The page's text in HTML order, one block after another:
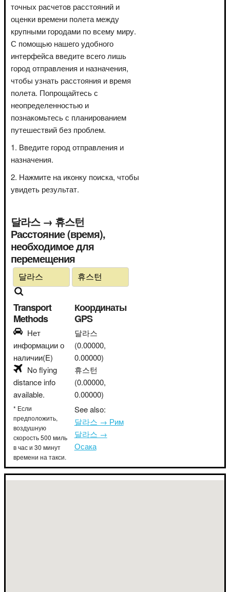
точных расчетов расстояний и
оценки времени полета между
крупными городами по всему миру.
С помощью нашего удобного
интерфейса введите всего лишь
город отправления и назначения,
чтобы узнать расстояния и время
полета. Попрощайтесь с
неопределенностью и
познакомьтесь с планированием
путешествий без проблем.
Введите город отправления и
назначения.
Нажмите на иконку поиска, чтобы
увидеть результат.
달라스 → 휴스턴
Расстояние (время),
необходимое для
перемещения
Transport
Methods
Нет
информации о
наличии(E)
No flying
distance info
available.
* Если
предположить,
воздушную
скорость 500 миль
в час и 30 минут
времени на такси.
Координаты
GPS
달라스
(0.00000,
0.00000)
휴스턴
(0.00000,
0.00000)
See also:
달라스 → Рим
달라스 →
Осака